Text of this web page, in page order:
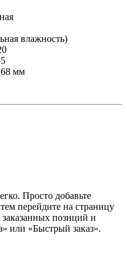
влажность)
68 мм
Просто добавьте
перейдите на страницу
заказанных позиций и
или «Быстрый заказ».